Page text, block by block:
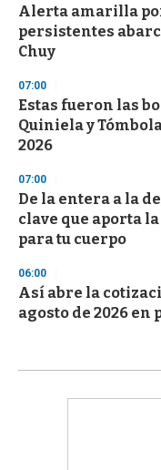
Alerta amarilla
persistentes
Chuy
07:00
Estas fueron las
Quiniela y
2026
07:00
De la entera a la
clave que aporta
para tu cuerpo
06:00
Así abre la
agosto de 2026 en